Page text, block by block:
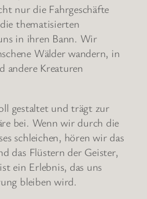
nur die Fahrgeschäfte
thematisierten
in ihren Bann. Wir
Wälder wandern, in
andere Kreaturen
gestaltet und trägt zur
bei. Wenn wir durch die
schleichen, hören wir das
das Flüstern der Geister,
ein Erlebnis, das uns
bleiben wird.